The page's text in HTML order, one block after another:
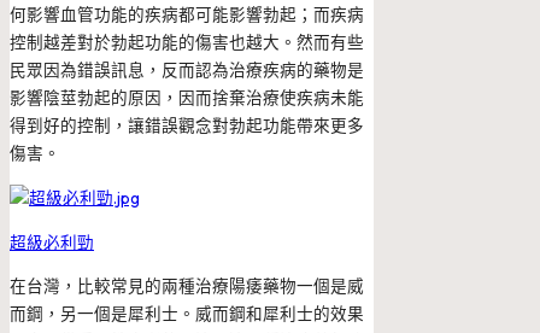
何影響血管功能的疾病都可能影響勃起；而疾病
控制越差對於勃起功能的傷害也越大。然而有些
民眾因為錯誤訊息，反而認為治療疾病的藥物是
影響陰莖勃起的原因，因而捨棄治療使疾病未能
得到好的控制，讓錯誤觀念對勃起功能帶來更多
傷害。
超級必利勁
在台灣，比較常見的兩種治療陽痿藥物一個是威
而鋼，另一個是犀利士。威而鋼和犀利士的效果